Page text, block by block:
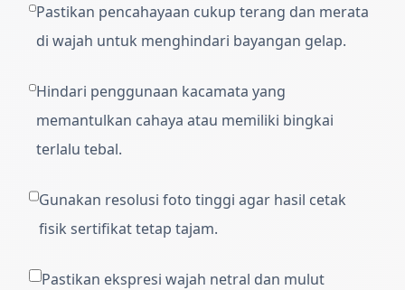
Pastikan pencahayaan cukup terang dan merata
di wajah untuk menghindari bayangan gelap.
Hindari penggunaan kacamata yang
memantulkan cahaya atau memiliki bingkai
terlalu tebal.
Gunakan resolusi foto tinggi agar hasil cetak
fisik sertifikat tetap tajam.
Pastikan ekspresi wajah netral dan mulut